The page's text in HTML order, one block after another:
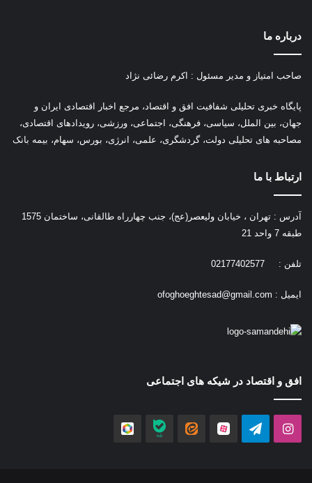
درباره ما
صاحب امتیاز و مدیر مسئول : اکرم رضائی نژاد
پایگاه خبری تحلیلی شفافیت افق و اقتصاد، مرجع اخبار اقتصادی ایران و
جهان، بین الملل، سیاسی، فرهنگی، اجتماعی، ورزشی، رویدادهای اقتصادی،
مصاحبه های تحلیلی دولت، گردشگری، علمی، انرژی، بورس، سهام، بیمه بانک
ارتباط با ما
آدرس : تهران ، خیابان ولیعصر(عج)، جنب چهارراه طالقانی، ساختمان 1575
طبقه 7 واحد 21
تلفن : 02177402577
ایمیل : ofoghoeghtesad@gmail.com
افق و اقتصاد در شیکه های اجتماعی
اینستاگرامتلگرام آپارات ایتا بله